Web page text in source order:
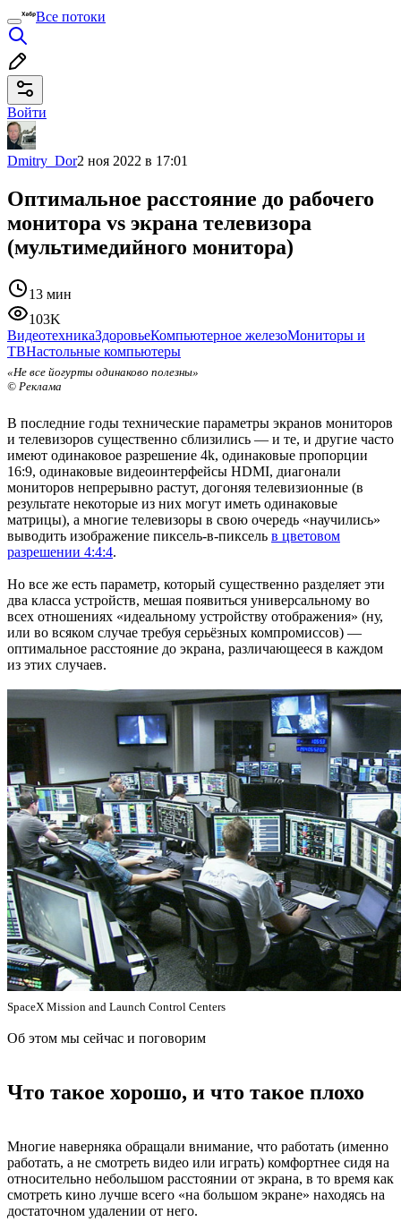
Все потоки
Войти
Dmitry_Dor2 ноя 2022 в 17:01
Оптимальное расстояние до рабочего
монитора vs экрана телевизора
(мультимедийного монитора)
13 мин
103K
ВидеотехникаЗдоровьеКомпьютерное железоМониторы и
ТВНастольные компьютеры
«Не все йогурты одинаково полезны»
© Реклама
В последние годы технические параметры экранов мониторов
и телевизоров существенно сблизились — и те, и другие часто
имеют одинаковое разрешение 4k, одинаковые пропорции
16:9, одинаковые видеоинтерфейсы HDMI, диагонали
мониторов непрерывно растут, догоняя телевизионные (в
результате некоторые из них могут иметь одинаковые
матрицы), а многие телевизоры в свою очередь «научились»
выводить изображение пиксель-в-пиксель в цветовом
разрешении 4:4:4.
Но все же есть параметр, который существенно разделяет эти
два класса устройств, мешая появиться универсальному во
всех отношениях «идеальному устройству отображения» (ну,
или во всяком случае требуя серьёзных компромиссов) —
оптимальное расстояние до экрана, различающееся в каждом
из этих случаев.
SpaceX Mission and Launch Control Centers
Об этом мы сейчас и поговорим
Что такое хорошо, и что такое плохо
Многие наверняка обращали внимание, что работать (именно
работать, а не смотреть видео или играть) комфортнее сидя на
относительно небольшом расстоянии от экрана, в то время как
смотреть кино лучше всего «на большом экране» находясь на
достаточном удалении от него.